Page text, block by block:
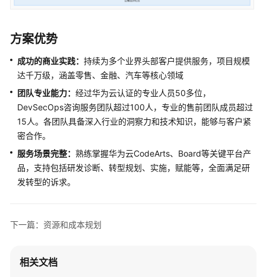
本
划
实
施
骤
附
录：
常
见
问
订
录
方案优势
成功的商业实践： 持续为多个业界头部客户提供服务，项目规模
达千万级，涵盖零售、金融、汽车等核心领域
团队专业能力： 经过华为云认证的专业人员50多位，
DevSecOps咨询服务团队超过100人，专业的售前团队成员超过
15人。各团队具备深入行业的洞察力和技术知识，能够与客户紧
密合作。
服务场景完整： 熟练掌握华为云CodeArts、Board等关键平台产
品，支持包括研发诊断、转型规划、实施，赋能等，全面满足研
发转型的诉求。
下一篇：资源和成本规划
相关文档